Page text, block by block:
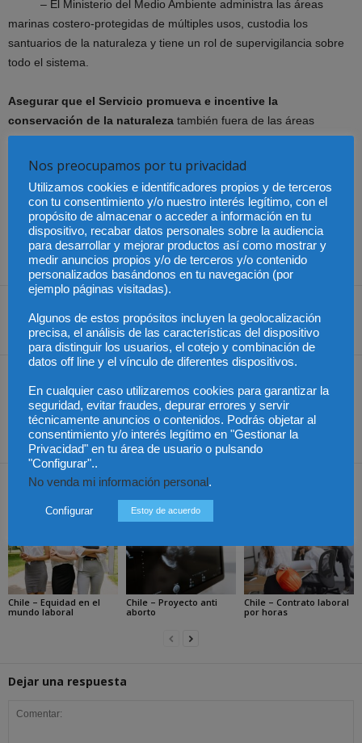
– El Ministerio del Medio Ambiente administra las áreas
marinas costero-protegidas de múltiples usos, custodia los
santuarios de la naturaleza y tiene un rol de supervigilancia sobre
todo el sistema.
Asegurar que el Servicio promueva e incentive la
conservación de la naturaleza también fuera de las áreas
protegidas, incluyendo la creación de una serie de instrumentos
que permitirán hacer frente a las principales amenazas que hoy
exóticas invasoras, más allá de las áreas protegidas.
Share
Guía para la gestión RRHH
en 2022
México – Reforma
electoral para no regresar
a los tiempos del fraude
Artículos relacionados
Chile – Equidad en el
mundo laboral
Chile – Proyecto anti
aborto
Chile – Contrato laboral
por horas
Dejar una respuesta
Nos preocupamos por tu privacidad
Utilizamos cookies e identificadores propios y de terceros
con tu consentimiento y/o nuestro interés legítimo, con el
propósito de almacenar o acceder a información en tu
dispositivo, recabar datos personales sobre la audiencia
para desarrollar y mejorar productos así como mostrar y
medir anuncios propios y/o de terceros y/o contenido
personalizados basándonos en tu navegación (por
ejemplo páginas visitadas).
Algunos de estos propósitos incluyen la geolocalización
precisa, el análisis de las características del dispositivo
para distinguir los usuarios, el cotejo y combinación de
datos off line y el vínculo de diferentes dispositivos.
En cualquier caso utilizaremos cookies para garantizar la
seguridad, evitar fraudes, depurar errores y servir
técnicamente anuncios o contenidos. Podrás objetar al
consentimiento y/o interés legítimo en "Gestionar la
Privacidad" en tu área de usuario o pulsando
"Configurar"..
No venda mi información personal.
Configurar Estoy de acuerdo